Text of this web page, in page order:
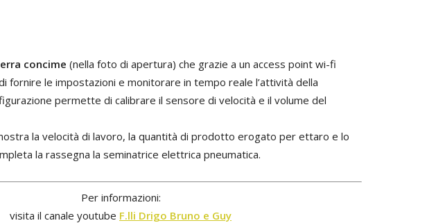
concime (nella foto di apertura) che grazie a un access point wi-fi
fornire le impostazioni e monitorare in tempo reale l’attività della
permette di calibrare il sensore di velocità e il volume del
la velocità di lavoro, la quantità di prodotto erogato per ettaro e lo
la rassegna la seminatrice elettrica pneumatica.
Per informazioni:
visita il canale youtube F.lli Drigo Bruno e Guy